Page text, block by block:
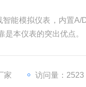
能模拟仪表，内置A/
本仪表的突出优点。
家 访问量：2523